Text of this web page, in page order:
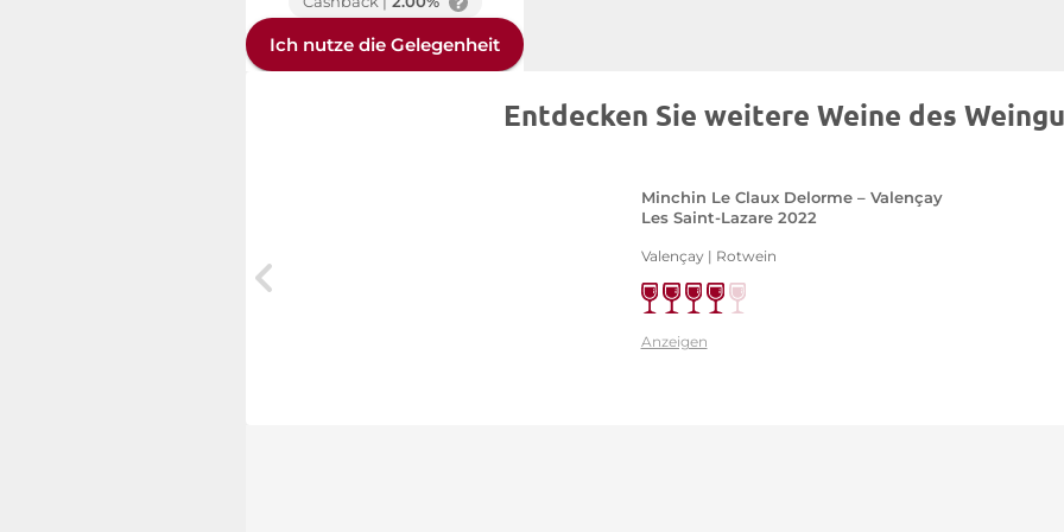
Ich nutze die Gelegenheit
Entdecken Sie weitere Weine des
Minchin Le Claux Delorme – Valençay
Les Saint-Lazare 2022
Valençay | Rotwein
Anzeigen